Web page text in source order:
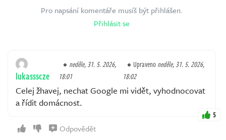
Pro napsání komentáře musíš být přihlášen.
Přihlásit se
lukassscze
neděle, 31. 5. 2026,
18:01
Upravenoneděle, 31. 5. 2026,
18:02
Celej žhavej, nechat Google mi vidět, vyhodnocovat
a řídit domácnost.
5
Odpovědět